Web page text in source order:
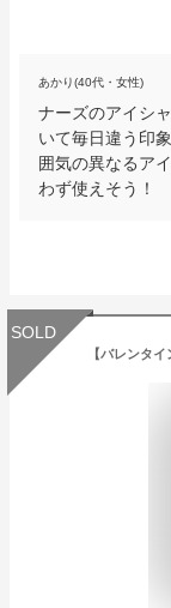
あかり(40代・女性)
ナーズのアイシ
いて毎日違う印
囲気の異なるア
わず使えそう！
SOLD